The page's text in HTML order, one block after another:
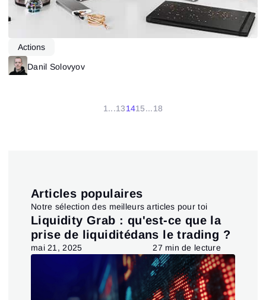
Actions
Danil Solovyov
1 ...131415...18
Articles populaires
Notre sélection des meilleurs articles pour toi
Liquidity Grab : qu'est-ce que la
prise de liquiditédans le trading ?
mai 21, 2025 27 min de lecture